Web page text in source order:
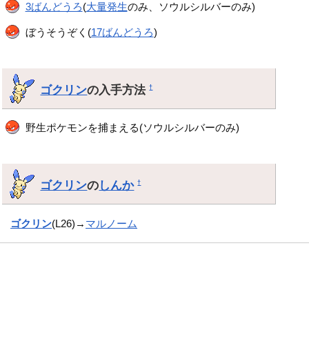
3ばんどうろ(大量発生のみ、ソウルシルバーのみ)
ぼうそうぞく(17ばんどうろ)
ゴクリンの入手方法†
野生ポケモンを捕まえる(ソウルシルバーのみ)
ゴクリンのしんか †
ゴクリン(L26)→ マルノーム